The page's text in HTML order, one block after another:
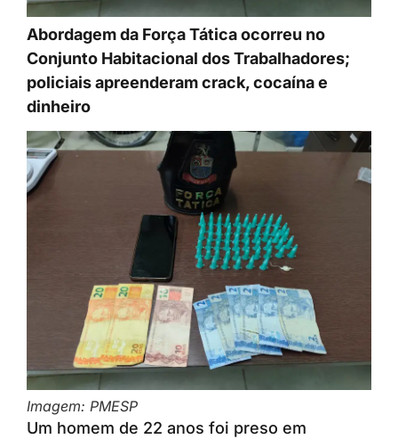
Abordagem da Força Tática ocorreu no
Conjunto Habitacional dos Trabalhadores;
policiais apreenderam crack, cocaína e
dinheiro
Imagem: PMESP
Um homem de 22 anos foi preso em